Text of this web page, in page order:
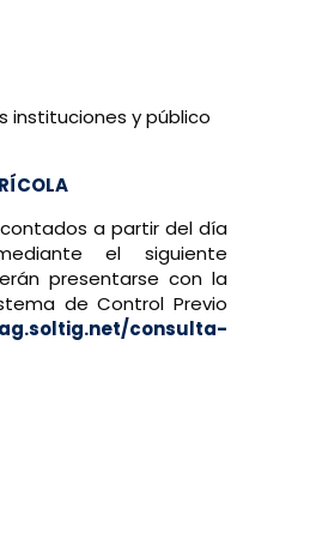
instituciones y público
contados a partir del día
el siguiente
presentarse con la
de Control Previo
consulta-